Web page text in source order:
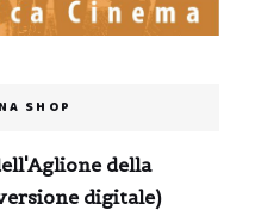
SHOP
della
digitale)